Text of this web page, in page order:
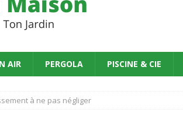
AIR PERGOLA PISCINE & CIE
à ne pas négliger